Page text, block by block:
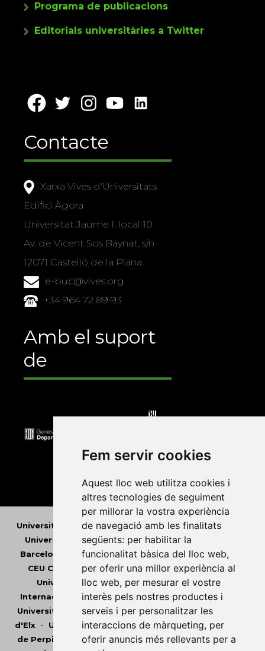
Fem servir cookies
Aquest lloc web utilitza cookies i
altres tecnologies de seguiment
per millorar la vostra experiència
de navegació amb les finalitats
següents: per habilitar la
funcionalitat bàsica del lloc web,
per oferir una millor experiència al
lloc web, per mesurar el vostre
interès pels nostres productes i
serveis i per personalitzar les
interaccions de màrqueting, per
oferir anuncis més rellevants per a
Programa de publicacions
Editorials universitàries a Twitter
Contacte
Xarxa Vives d'Universitats
Edifici Àgora
Universitat Jaume I, local 10
Av. de Vicent Sos Baynat, s/n
12071 Castelló de la Plana
e-buc@vives.org
+34 964 72 89 93
Amb el suport
de
Universitat Abat Oliba CEU•Universitat d'Alacant
Universitat d'Andorra•Universitat Autònoma de
Barcelona
Universitat de Barcelona•Universitat
CEU Cardenal Herrera•Universitat de Girona •
Universitat de les Illes Balears• Universitat
Internacional de Catalunya•Universitat Jaume I
Universitat de Lleida• Universitat Miguel Hernández
d'Elx• Universitat Oberta de Catalunya•Universitat
de Perpinyà Via Domitia•Universitat Politècnica de